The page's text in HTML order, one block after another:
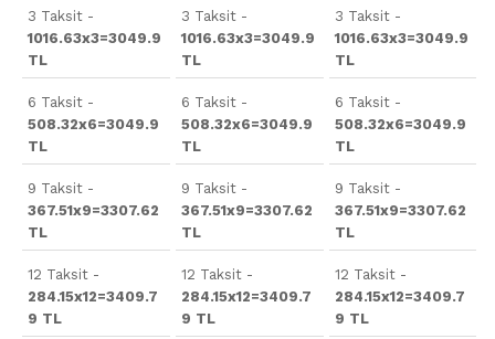
3 Taksit -
1016.63x3=3049.9
TL
6 Taksit -
508.32x6=3049.9
TL
9 Taksit -
367.51x9=3307.62
TL
12 Taksit -
284.15x12=3409.7
9 TL
3 Taksit -
1016.63x3=3049.9
TL
6 Taksit -
508.32x6=3049.9
TL
9 Taksit -
367.51x9=3307.62
TL
12 Taksit -
284.15x12=3409.7
9 TL
3 Taksit -
1016.63x3=3049.9
TL
6 Taksit -
508.32x6=3049.9
TL
9 Taksit -
367.51x9=3307.62
TL
12 Taksit -
284.15x12=3409.7
9 TL